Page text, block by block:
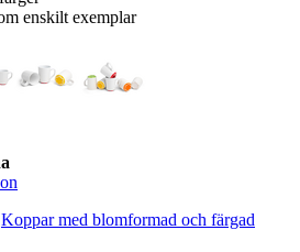
enskilt exemplar
Koppar med blomformad och färgad